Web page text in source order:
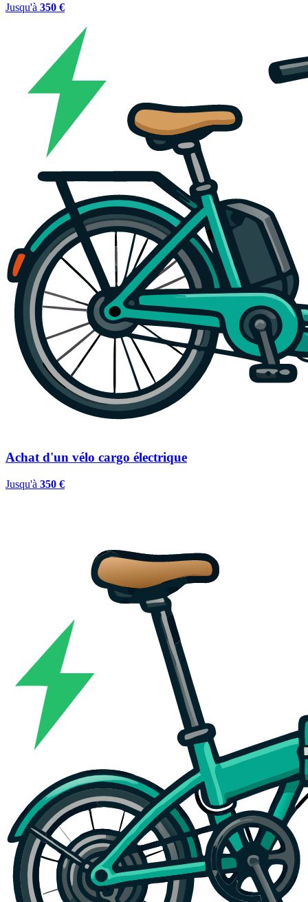
Jusqu'à 350 €
Achat d'un vélo cargo électrique
Jusqu'à 350 €